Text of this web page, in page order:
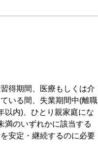
得期間、医療もしくは介
いる間、失業期間中(離職
以内)、ひとり親家庭にな
満のいずれかに該当する
安定・継続するのに必要